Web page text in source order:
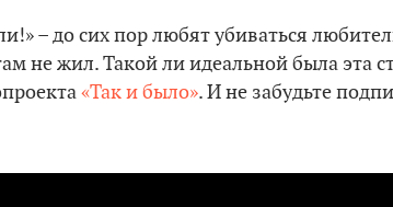
– до сих пор любят убиваться
не жил. Такой ли идеальной была эта
«Так и было». И не забудьте